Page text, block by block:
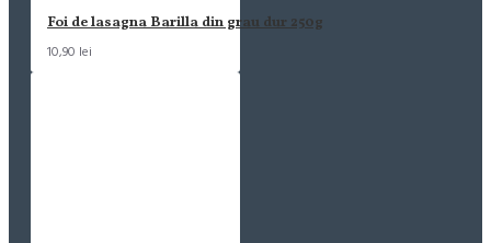
Foi de lasagna Barilla din grau dur 250g
10,90 lei